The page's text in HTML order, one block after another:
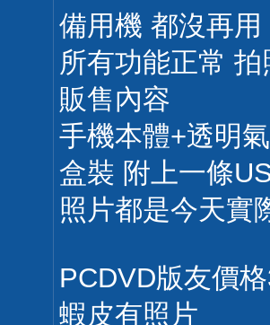
備用機 都沒再
所有功能正常
販售內容
手機本體+透明
盒裝 附上一條
照片都是今天實
PCDVD版友價
蝦皮有照片